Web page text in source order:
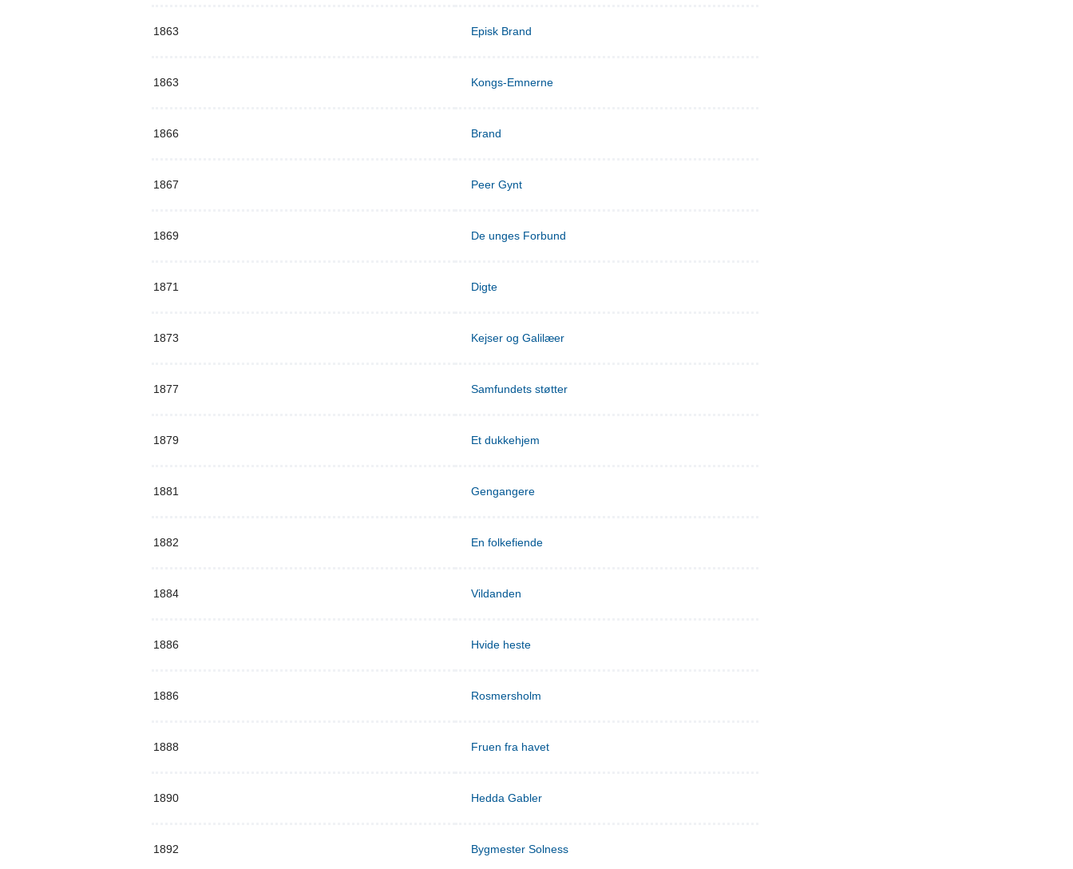
1863 Episk Brand
1863 Kongs-Emnerne
1866 Brand
1867 Peer Gynt
1869 De unges Forbund
1871 Digte
1873 Kejser og Galilæer
1877 Samfundets støtter
1879 Et dukkehjem
1881 Gengangere
1882 En folkefiende
1884 Vildanden
1886 Hvide heste
1886 Rosmersholm
1888 Fruen fra havet
1890 Hedda Gabler
1892 Bygmester Solness